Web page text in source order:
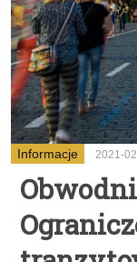
Informacje 2021-